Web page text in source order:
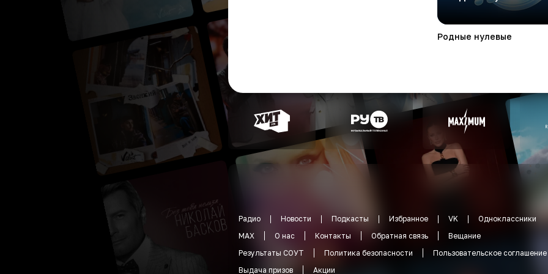
Родные нулевые
Радио Новости Подкасты Избранное VK
Одноклассники
MAX
О нас Контакты Обратная связь
Вещание
Результаты СОУТ
Политика безопасности
Пользовательское соглашение
Выдача призов
Акции